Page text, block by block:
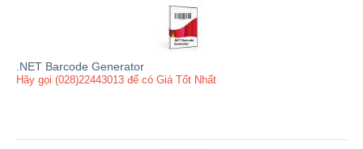
.NET Barcode Generator
Hãy gọi (028)22443013 để có Giá Tốt Nhất